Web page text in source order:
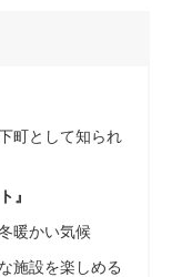
町として知られ
』
暖かい気候
施設を楽しめる